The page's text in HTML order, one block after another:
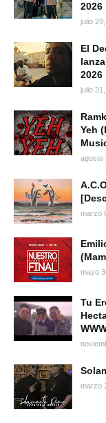
2026
julio
El
2026
julio
Yeh
agosto
marzo
mayo
Tu
marzo